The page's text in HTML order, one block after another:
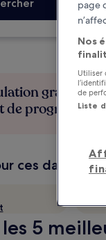
gratuite
de programme
ces dates
5
page
Nos
Utiliser
de
Liste